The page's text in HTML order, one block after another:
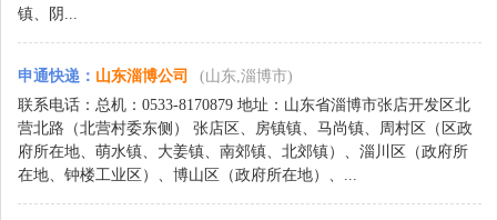
镇、阴...
申通快递 ： 山东淄博公司
(山东,淄博市)
联系电话：总机：0533-8170879 地址：山东省淄博市张店开发区北
营北路（北营村委东侧） 张店区、房镇镇、马尚镇、周村区（区政
府所在地、萌水镇、大姜镇、南郊镇、北郊镇）、淄川区（政府所
在地、钟楼工业区）、博山区（政府所在地）、...